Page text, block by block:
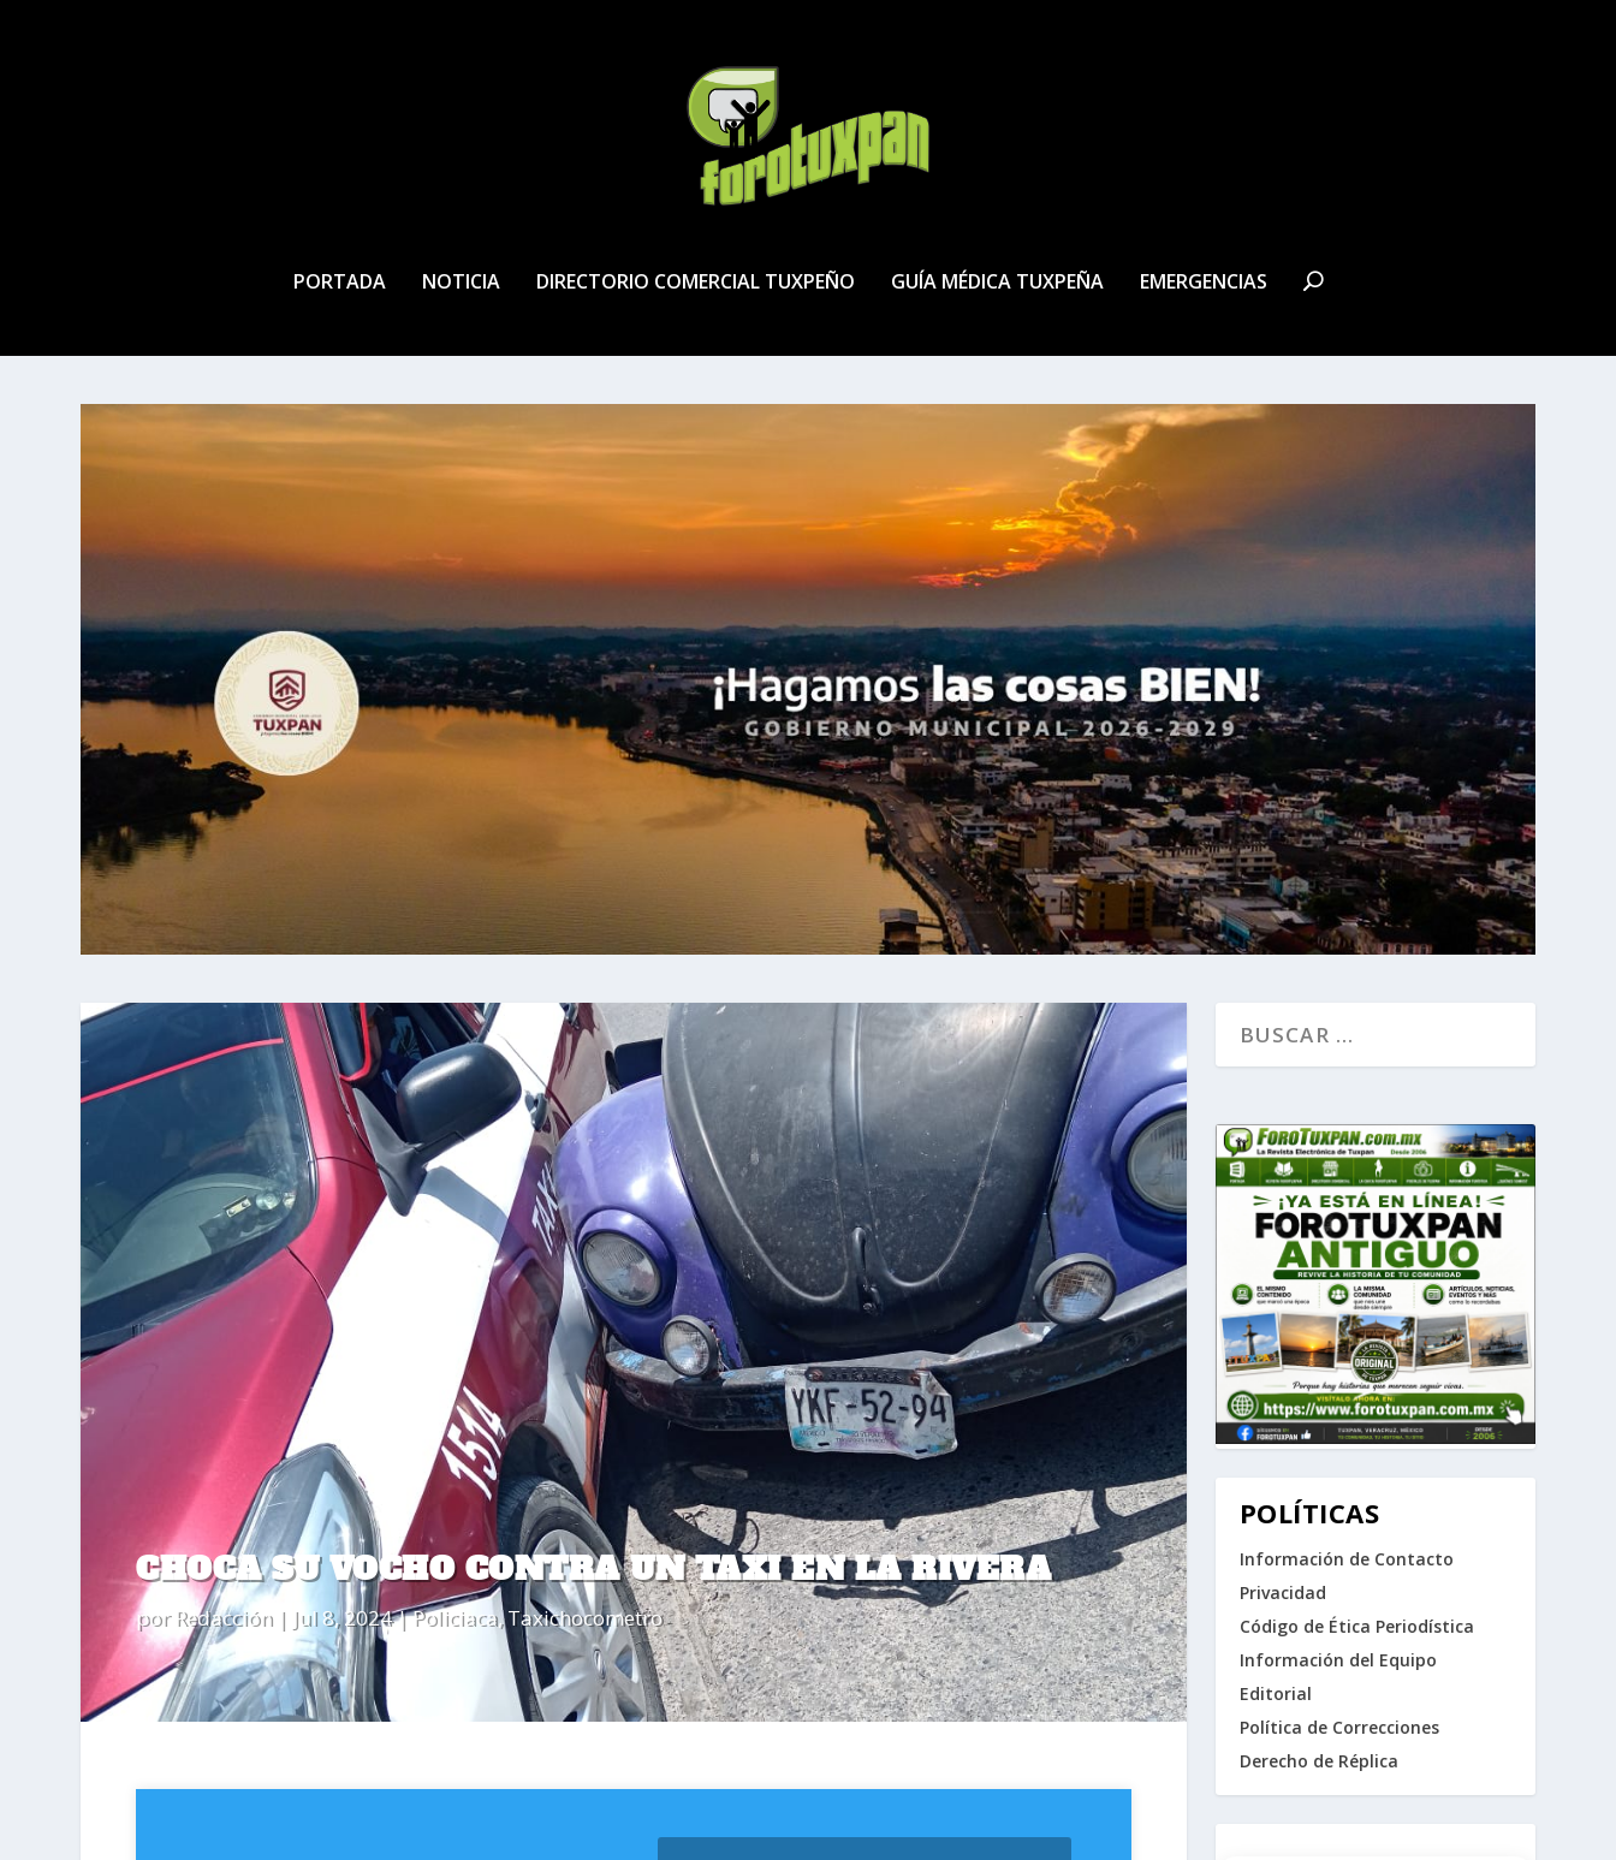
PORTADA NOTICIA DIRECTORIO COMERCIAL TUXPEÑO GUÍA MÉDICA TUXPEÑA EMERGENCIAS
CHOCA SU VOCHO CONTRA UN TAXI EN LA RIVERA
por Redacción| Jul 8, 2024|Policiaca,Taxichocometro
POLÍTICAS
Información de Contacto
Privacidad
Código de Ética Periodística
Información del Equipo
Editorial
Política de Correcciones
Derecho de Réplica